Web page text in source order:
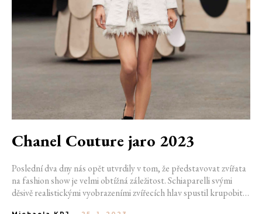
Chanel Couture jaro 2023
Poslední dva dny nás opět utvrdily v tom, že představovat zvířata
na fashion show je velmi obtížná záležitost. Schiaparelli svými
děsivě realistickými vyobrazeními zvířecích hlav spustil krupobití